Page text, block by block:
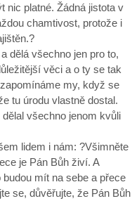
nic platné. Žádná jistota v
chamtivost, protože i
dělá všechno jen pro to,
věci a o ty se tak
my, když se
tu úrodu vlastně dostal.
všechno jenom kvůli
lidem i nám: ?Všimněte
je Pán Bůh živí. A
mít na sebe a přece
se, důvěřujte, že Pán Bůh